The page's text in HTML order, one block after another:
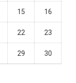
15 16
22 23
29 30